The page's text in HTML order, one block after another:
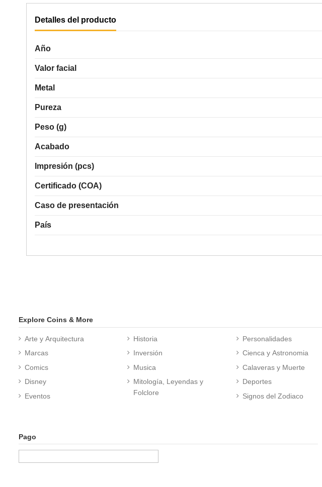
Detalles del producto
Año
Valor facial
Metal
Pureza
Peso (g)
Acabado
Impresión (pcs)
Certificado (COA)
Caso de presentación
País
Explore Coins & More
Arte y Arquitectura
Marcas
Comics
Disney
Eventos
Historia
Inversión
Musica
Mitología, Leyendas y
Folclore
Personalidades
Cienca y Astronomia
Calaveras y Muerte
Deportes
Signos del Zodiaco
Pago